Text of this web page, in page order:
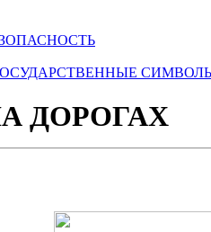
ДОРОГАХ